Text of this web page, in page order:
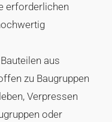
erforderlichen
aus
zu Baugruppen
Verpressen
oder